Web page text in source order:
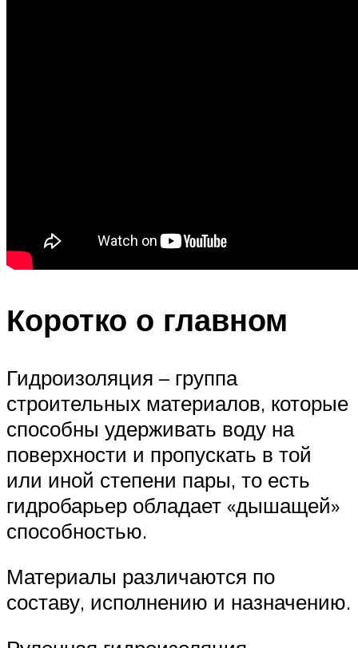
Коротко о главном
Гидроизоляция – группа
строительных материалов, которые
способны удерживать воду на
поверхности и пропускать в той
или иной степени пары, то есть
гидробарьер обладает «дышащей»
способностью.
Материалы различаются по
составу, исполнению и назначению.